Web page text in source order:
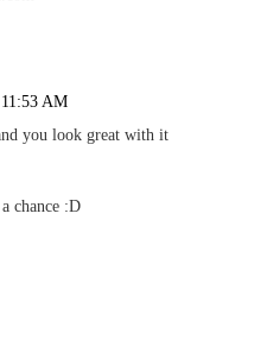
AM
you look great with it
chance :D